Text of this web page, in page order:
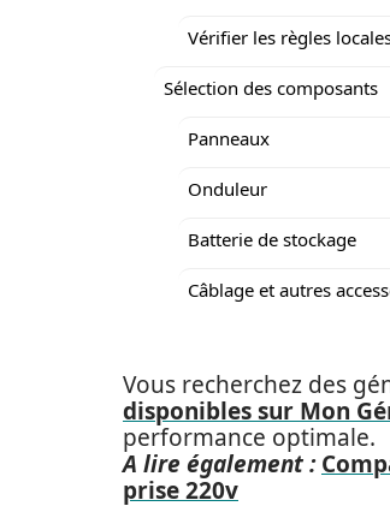
Vérifier les règles
Sélection des composants
Panneaux
Onduleur
Batterie de stockage
Câblage et autres
Vous recherchez des
disponibles sur Mon
performance optimale.
A lire également :
prise 220v